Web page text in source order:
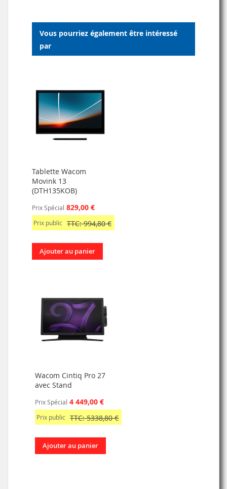
Vous pourriez également être intéressé
par
Tablette Wacom
Movink 13
(DTH135KOB)
Prix Spécial 829,00 €
Prix public TTC: 994,80 €
Ajouter au panier
Wacom Cintiq Pro 27
avec Stand
Prix Spécial 4 449,00 €
Prix public TTC: 5338,80 €
Ajouter au panier